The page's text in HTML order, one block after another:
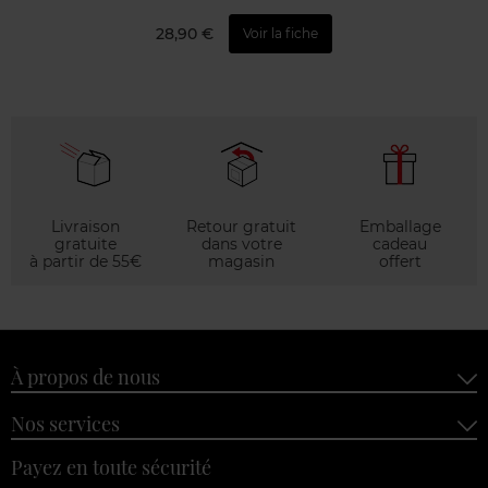
28,90 € Voir la fiche
Livraison
gratuite
à partir de 55€
Retour gratuit
dans votre
magasin
Emballage
cadeau
offert
À propos de nous
Nos services
Payez en toute sécurité